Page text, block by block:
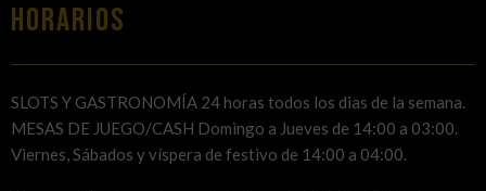
HORARIOS
SLOTS Y GASTRONOMÍA 24 horas todos los dias de la semana.
MESAS DE JUEGO/CASH Domingo a Jueves de 14:00 a 03:00.
Viernes, Sábados y víspera de festivo de 14:00 a 04:00.